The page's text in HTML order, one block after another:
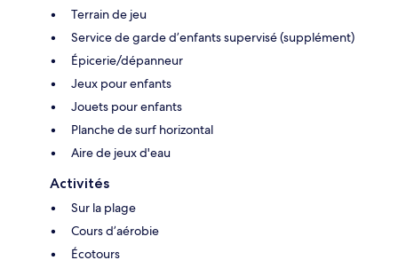
Terrain de jeu
Service de garde d’enfants supervisé (supplément)
Épicerie/dépanneur
Jeux pour enfants
Jouets pour enfants
Planche de surf horizontal
Aire de jeux d'eau
Activités
Sur la plage
Cours d’aérobie
Écotours